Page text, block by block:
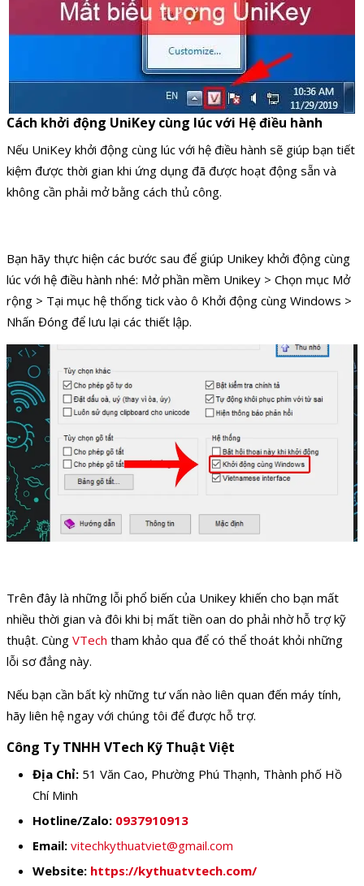
Cách khởi động UniKey cùng lúc với Hệ điều hành
Nếu UniKey khởi động cùng lúc với hệ điều hành sẽ giúp bạn tiết
kiệm được thời gian khi ứng dụng đã được hoạt động sẵn và
không cần phải mở bằng cách thủ công.
Bạn hãy thực hiện các bước sau để giúp Unikey khởi động cùng
lúc với hệ điều hành nhé: Mở phần mềm Unikey > Chọn mục Mở
rộng > Tại mục hệ thống tick vào ô Khởi động cùng Windows >
Nhấn Đóng để lưu lại các thiết lập.
Trên đây là những lỗi phổ biến của Unikey khiến cho bạn mất
nhiều thời gian và đôi khi bị mất tiền oan do phải nhờ hỗ trợ kỹ
thuật. Cùng VTech tham khảo qua để có thể thoát khỏi những
lỗi sơ đẳng này.
Nếu bạn cần bất kỳ những tư vấn nào liên quan đến máy tính,
hãy liên hệ ngay với chúng tôi để được hỗ trợ.
Công Ty TNHH VTech Kỹ Thuật Việt
Địa Chỉ: 51 Văn Cao, Phường Phú Thạnh, Thành phố Hồ
Chí Minh
Hotline/Zalo: 0937910913
Email: vitechkythuatviet@gmail.com
Website: https://kythuatvtech.com/